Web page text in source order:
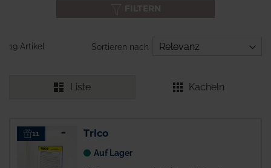
19 Artikel Sortieren nach
Liste Kacheln
11 Trico
Auf Lager